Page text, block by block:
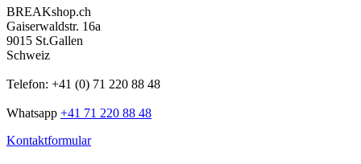
BREAKshop.ch
Gaiserwaldstr. 16a
9015 St.Gallen
Schweiz
Telefon: +41 (0) 71 220 88 48
Whatsapp +41 71 220 88 48
Kontaktformular